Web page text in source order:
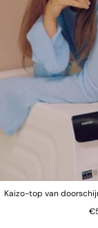
Kaizo-top van